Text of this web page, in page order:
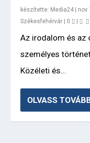
készítette: Media24 nov
Székesfehérvár
0
Az irodalom és az
személyes
Közéleti és...
OLVASS